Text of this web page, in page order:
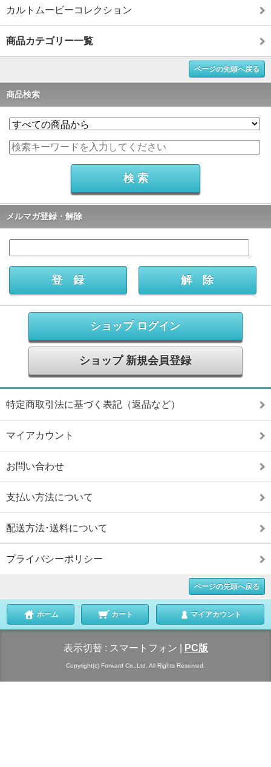
カルトムービーコレクション
商品カテゴリー一覧
ページの先頭へ戻る
商品検索
メルマガ登録・解除
ショップ ログイン
ショップ 新規会員登録
特定商取引法に基づく表記（返品など）
マイアカウント
お問い合わせ
支払い方法について
配送方法･送料について
プライバシーポリシー
ページの先頭へ戻る
ホーム カート マイアカウント
表示切替 : スマートフォン PC版
Copyright(c) Forward Co.,Ltd. All Rights Reserved.